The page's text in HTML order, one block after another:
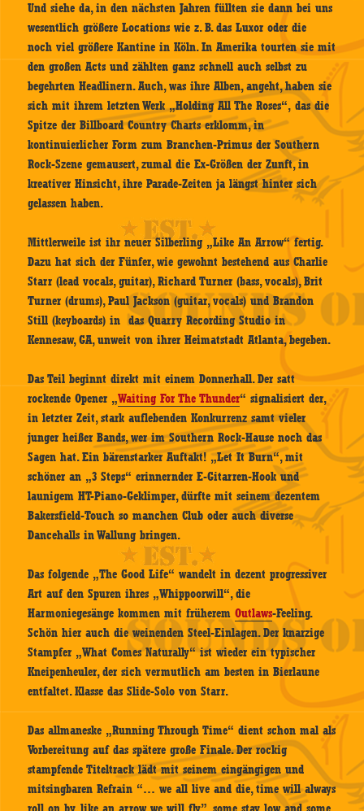
Und siehe da, in den nächsten Jahren füllten sie dann bei uns
wesentlich größere Locations wie z. B. das Luxor oder die
noch viel größere Kantine in Köln. In Amerika tourten sie mit
den großen Acts und zählten ganz schnell auch selbst zu
begehrten Headlinern. Auch, was ihre Alben, angeht, haben sie
sich mit ihrem letzten Werk „Holding All The Roses“, das die
Spitze der Billboard Country Charts erklomm, in
kontinuierlicher Form zum Branchen-Primus der Southern
Rock-Szene gemausert, zumal die Ex-Größen der Zunft, in
kreativer Hinsicht, ihre Parade-Zeiten ja längst hinter sich
gelassen haben.
Mittlerweile ist ihr neuer Silberling „Like An Arrow“ fertig.
Dazu hat sich der Fünfer, wie gewohnt bestehend aus Charlie
Starr (lead vocals, guitar), Richard Turner (bass, vocals), Brit
Turner (drums), Paul Jackson (guitar, vocals) und Brandon
Still (keyboards) in das Quarry Recording Studio in
Kennesaw, GA, unweit von ihrer Heimatstadt Atlanta, begeben.
Das Teil beginnt direkt mit einem Donnerhall. Der satt
rockende Opener „Waiting For The Thunder“ signalisiert der,
in letzter Zeit, stark auflebenden Konkurrenz samt vieler
junger heißer Bands, wer im Southern Rock-Hause noch das
Sagen hat. Ein bärenstarker Auftakt! „Let It Burn“, mit
schöner an „3 Steps“ erinnernder E-Gitarren-Hook und
launigem HT-Piano-Geklimper, dürfte mit seinem dezentem
Bakersfield-Touch so manchen Club oder auch diverse
Dancehalls in Wallung bringen.
Das folgende „The Good Life“ wandelt in dezent progressiver
Art auf den Spuren ihres „Whippoorwill“, die
Harmoniegesänge kommen mit früheremOutlaws-Feeling.
Schön hier auch die weinenden Steel-Einlagen. Der knarzige
Stampfer „What Comes Naturally“ ist wieder ein typischer
Kneipenheuler, der sich vermutlich am besten in Bierlaune
entfaltet. Klasse das Slide-Solo von Starr.
Das allmaneske „Running Through Time“ dient schon mal als
Vorbereitung auf das spätere große Finale. Der rockig
stampfende Titeltrack lädt mit seinem eingängigen und
mitsingbaren Refrain “… we all live and die, time will always